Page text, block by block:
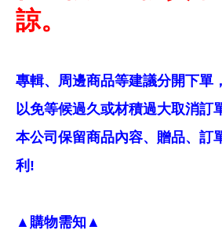
諒。
專輯、周邊商品等建議分開下單
以免等候過久或材積過大取消訂
本公司保留商品內容、贈品、訂
利!
▲購物需知▲